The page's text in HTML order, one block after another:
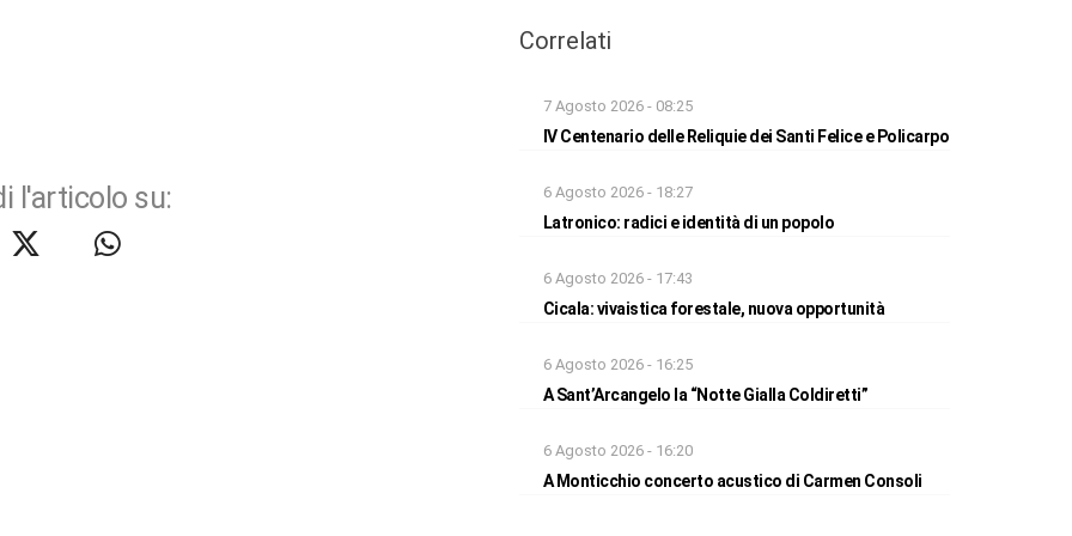
l'articolo su:
Correlati
7 Agosto 2026 - 08:25
IV Centenario delle Reliquie dei Santi Felice e Policarpo
6 Agosto 2026 - 18:27
Latronico: radici e identità di un popolo
6 Agosto 2026 - 17:43
Cicala: vivaistica forestale, nuova opportunità
6 Agosto 2026 - 16:25
A Sant’Arcangelo la “Notte Gialla Coldiretti”
6 Agosto 2026 - 16:20
A Monticchio concerto acustico di Carmen Consoli